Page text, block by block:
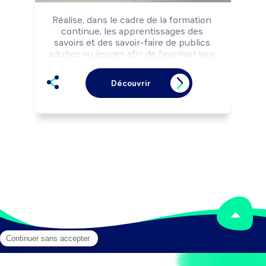
Réalise, dans le cadre de la formation
continue, les apprentissages des
savoirs et des savoir-faire de publics
adultes ou jeunes afin de favoriser leur
adaptation aux évolutions techniques et
professionnelles.
Peut réaliser l'analyse des besoins de
des produits pédagogiques.
Découvrir